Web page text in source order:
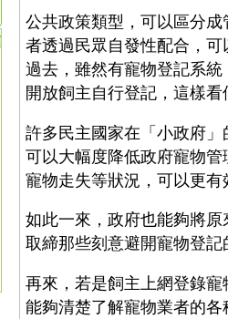
公共政策類型，可以區分
者透過民眾自發性配合，
過去，雖然有寵物登記系
開放飼主自行登記，這樣
許多民主國家在「小政府
可以大幅度降低政府寵物
寵物走失等狀況，可以更
如此一來，政府也能夠將
取締那些刻意避開寵物登
再來，若是飼主上網登錄
能夠清楚了解寵物業者的